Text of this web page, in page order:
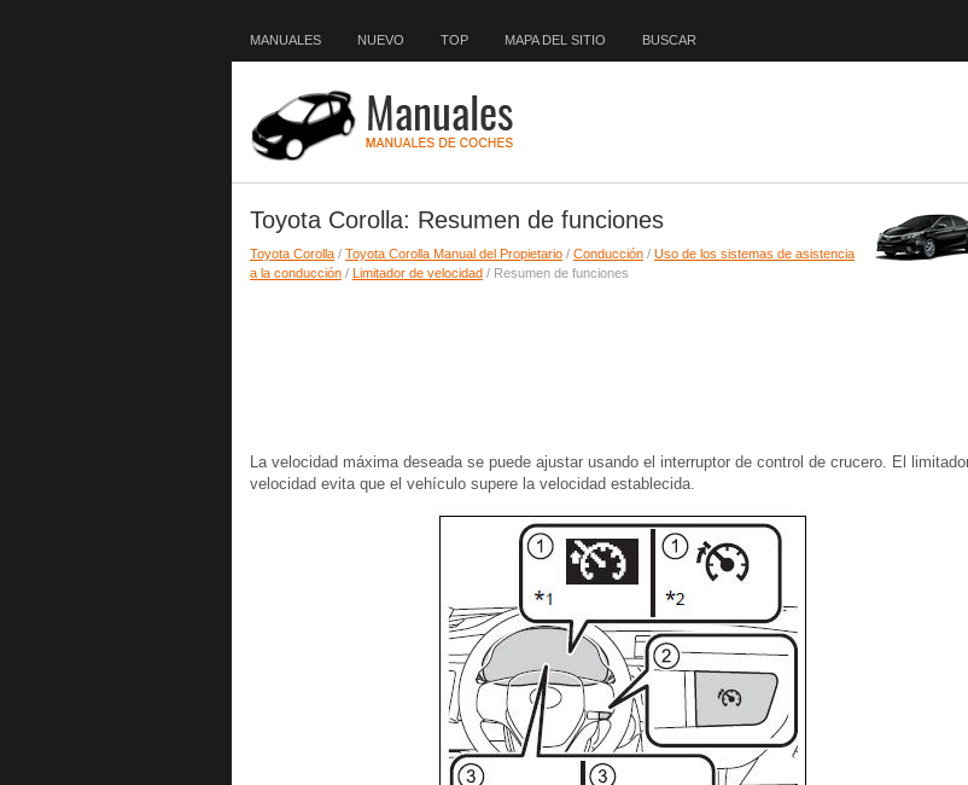
MANUALES NUEVO TOP MAPA DEL SITIO BUSCAR
Toyota Corolla: Resumen de funciones
Toyota Corolla / Toyota Corolla Manual del Propietario / Conducción / Uso de los sistemas de asistencia
a la conducción / Limitador de velocidad / Resumen de funciones
La velocidad máxima deseada se puede ajustar usando el interruptor de control de crucero. El
velocidad evita que el vehículo supere la velocidad establecida.